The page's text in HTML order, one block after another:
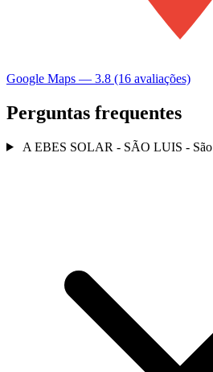
Google Maps — 3.8 (16 avaliações)
Perguntas frequentes
A EBES SOLAR - SÃO LUIS - São